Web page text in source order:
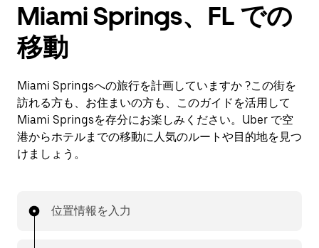
Miami Springs、FL での
移動
Miami Springsへの旅行を計画していますか ?この街を
訪れる方も、お住まいの方も、このガイドを活用して
Miami Springsを存分にお楽しみください。Uber で空
港からホテルまでの移動に人気のルートや目的地を見つ
けましょう。
位置情報を入力